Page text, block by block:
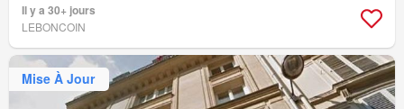
Il y a 30+ jours
LEBONCOIN
Mise À Jour